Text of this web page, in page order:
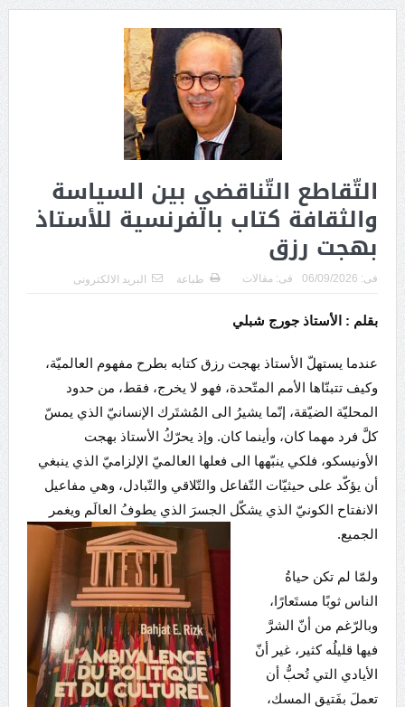
التّقاطع التّناقضي بين السياسة
والثقافة كتاب بالفرنسية للأستاذ
بهجت رزق
فى: 06/09/2026 فى: مقالات طباعة البريد الالكترونى
بقلم : الأستاذ جورج شبلي
عندما يستهلّ الأستاذ بهجت رزق كتابه بطرح مفهوم العالميّة،
وكيف تتبنّاها الأمم المتّحدة، فهو لا يخرج، فقط، من حدود
المحليّة الضيّقة، إنّما يشيرُ الى المُشتَرك الإنسانيّ الذي يمسّ
كلَّ فرد مهما كان، وأينما كان. وإذ يحرّكُ الأستاذ بهجت
الأونيسكو، فلكي ينبّهها الى فعلها العالميّ الإلزاميّ الذي ينبغي
أن يؤكّد على حيثيّات التّفاعل والتّلاقي والتّبادل، وهي مفاعيل
الانفتاح الكونيّ الذي يشكّل الجسرَ الذي يطوفُ العالَم ويغمر
الجميع.
ولمّا لم تكن حياةُ
الناس ثوبًا مستَعارًا،
وبالرّغم من أنّ الشرَّ
فيها قليلُه كثير، غير أنّ
الأيادي التي تُحبُّ أن
تعملَ بفَتيقِ المسك،